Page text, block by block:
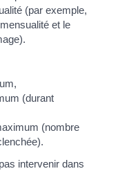
(par exemple,
et le
(durant
(nombre
intervenir dans